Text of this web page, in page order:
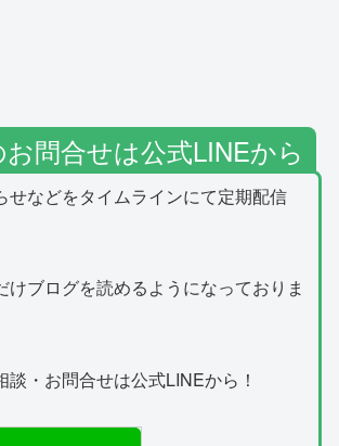
問合せは公式LINEから
せなどをタイムラインにて定期配信
けブログを読めるようになっておりま
談・お問合せは公式LINEから！